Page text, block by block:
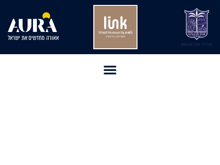
אאורה מחדשים את ישראל